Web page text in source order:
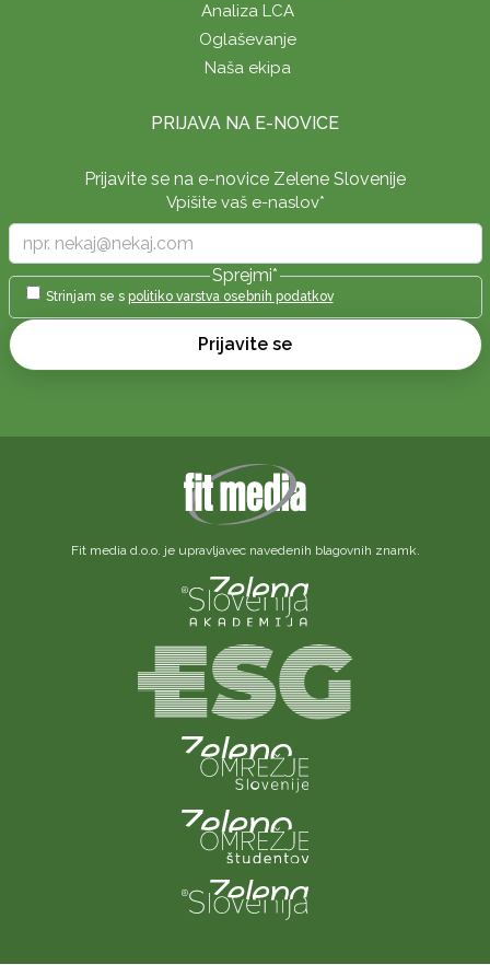
Analiza LCA
Oglaševanje
Naša ekipa
PRIJAVA NA E-NOVICE
Prijavite se na e-novice Zelene Slovenije
Vpišite vaš e-naslov*
Sprejmi*
Strinjam se s politiko varstva osebnih podatkov
Prijavite se
Fit media d.o.o. je upravljavec navedenih blagovnih znamk.